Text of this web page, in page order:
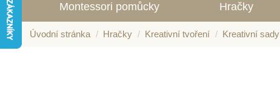
Montessori pomůcky Hračky
Úvodní stránka Hračky Kreativní tvoření Kreativní sady